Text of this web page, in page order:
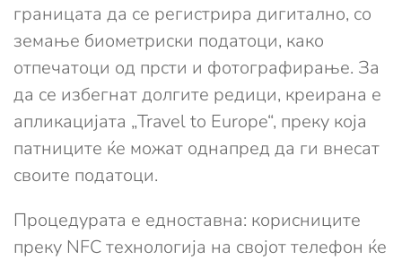
границата да се регистрира дигитално, со
земање биометриски податоци, како
отпечатоци од прсти и фотографирање. За
да се избегнат долгите редици, креирана е
апликацијата „Travel to Europe“, преку која
патниците ќе можат однапред да ги внесат
своите податоци.
Процедурата е едноставна: корисниците
преку NFC технологија на својот телефон ќе